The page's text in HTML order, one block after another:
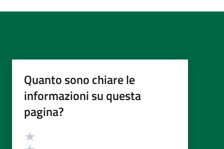
Quanto sono chiare le
informazioni su questa
pagina?
Valutazione